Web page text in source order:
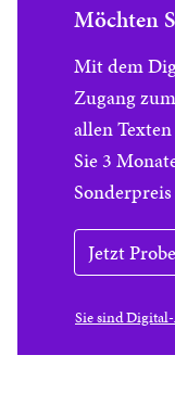
Möchten
Mit dem
Zugang
allen
Sie 3
Jetzt
Sie sind